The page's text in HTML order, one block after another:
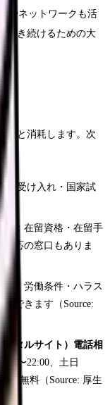
やネットワークも活
働き続けるための大
ると消耗します。次
る受け入れ・国家試
：在留資格・在留手
応の窓口もありま
）
：労働条件・ハラス
できます（Source:
タルサイト）電話相
〜22:00、土日
・無料（Source: 厚生